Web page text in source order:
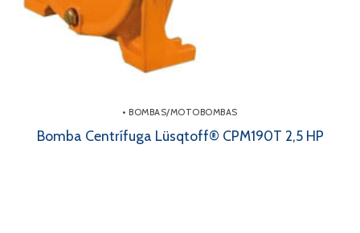
• BOMBAS/MOTOBOMBAS
Bomba Centrífuga Lüsqtoff® CPM190T 2,5 HP